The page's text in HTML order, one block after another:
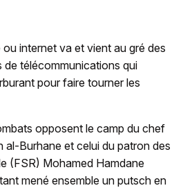
internet va et vient au gré des
télécommunications qui
pour faire tourner les
opposent le camp du chef
al-Burhane et celui du patron des
(FSR) Mohamed Hamdane
mené ensemble un putsch en